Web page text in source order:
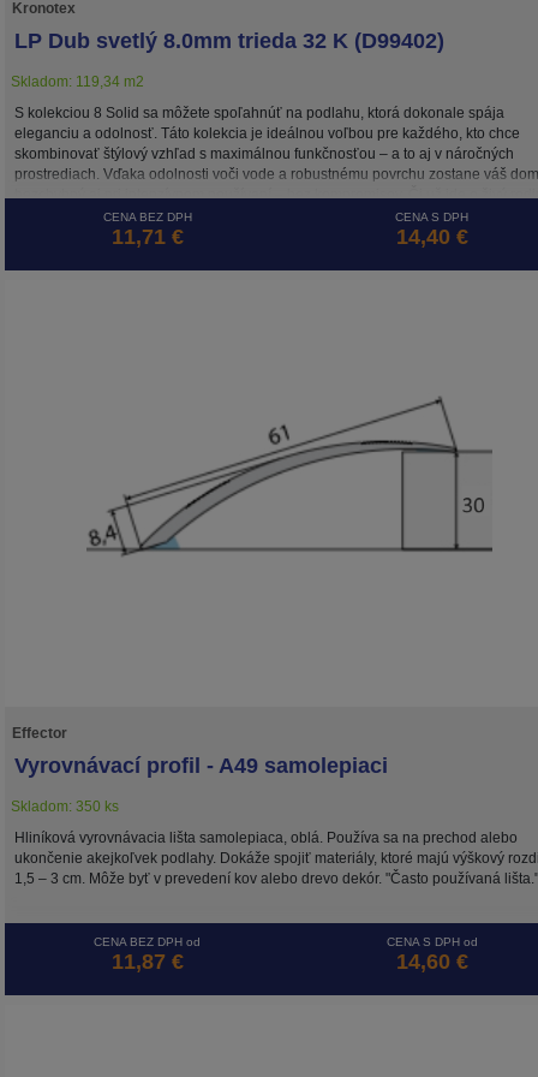
Kronotex
LP Dub svetlý 8.0mm trieda 32 K (D99402)
Skladom: 119,34 m2
S kolekciou 8 Solid sa môžete spoľahnúť na podlahu, ktorá dokonale spája
eleganciu a odolnosť. Táto kolekcia je ideálnou voľbou pre každého, kto chce
skombinovať štýlový vzhľad s maximálnou funkčnosťou – a to aj v náročných
prostrediach. Vďaka odolnosti voči vode a robustnému povrchu zostane váš
dom, štýlovú domácu kanceláriu alebo prestížne obchodné priestory, Eight Solid
spĺňa potreby tých, ktorí očakávajú viac. Táto podlaha, ktorá sa ľahko udržiava,
ktoré nielen dobre vyzerajú, ale dokážu odolať aj výzvam každodenného života.
CENA BEZ DPH
11,71 €
CENA S DPH
14,40 €
Effector
Vyrovnávací profil - A49 samolepiaci
Skladom: 350 ks
Hliníková vyrovnávacia lišta samolepiaca, oblá. Používa sa na prechod alebo
ukončenie akejkoľvek podlahy. Dokáže spojiť materiály, ktoré majú výškový
1,5 – 3 cm. Môže byť v prevedení kov alebo drevo dekór. "Často používaná lišta."
CENA BEZ DPH od
11,87 €
CENA S DPH od
14,60 €